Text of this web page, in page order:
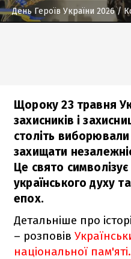
День Героїв України 2026/
Щороку 23 травня
захисників і
століть
захищати
Це свято символізує
українського духу
епох.
Детальніше про
– розповів
національної пам'яті.